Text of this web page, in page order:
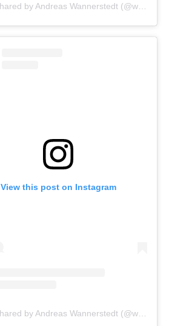
View this post on Instagram